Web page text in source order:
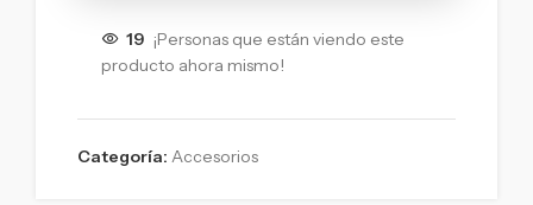
19 ¡Personas que están viendo este
producto ahora mismo!
Categoría: Accesorios